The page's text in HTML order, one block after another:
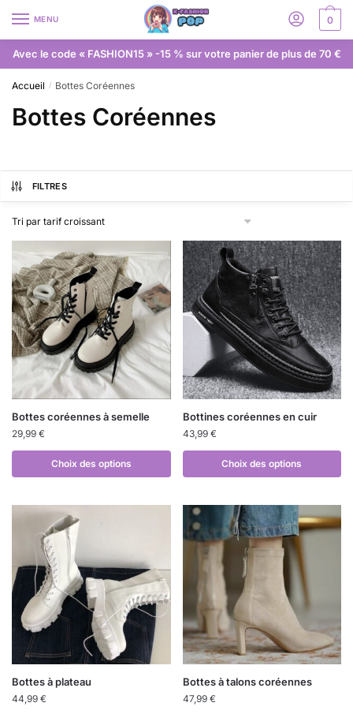
MENU 0
Avec le code « FASHION15 » -15 % sur votre panier de plus de 70 €
Accueil / Bottes Coréennes
Bottes Coréennes
FILTRES
Bottes coréennes à semelle
29,99 €
Choix des options
Bottines coréennes en cuir
43,99 €
Choix des options
Bottes à plateau
44,99 €
Bottes à talons coréennes
47,99 €